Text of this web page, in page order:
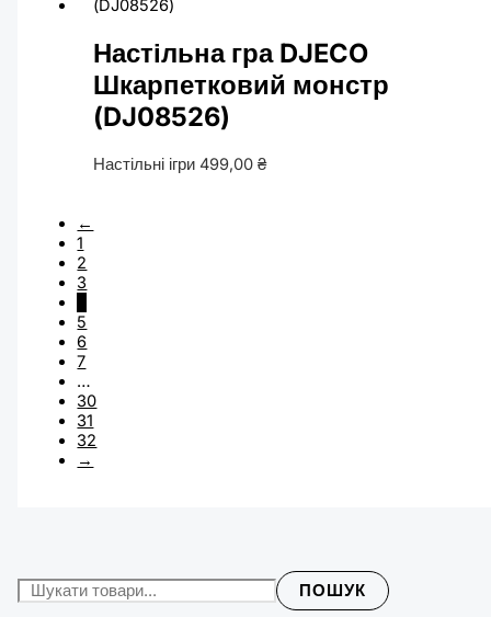
ПОШУК
Настільна гра DJECO
Шкарпетковий монстр
(DJ08526)
Настільні ігри499,00₴
←
1
2
3
5
6
7
…
30
31
32
→